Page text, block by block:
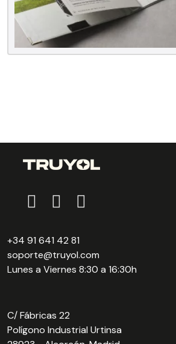
+34 91 641 42 81
soporte@truyol.com
Lunes a Viernes 8:30 a 16:30h
C/ Fábricas 22
Polígono Industrial Urtinsa